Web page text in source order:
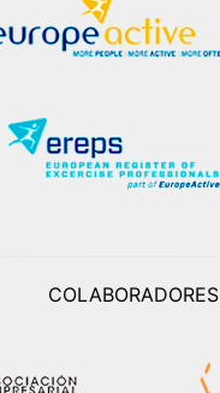
COLABORADORES